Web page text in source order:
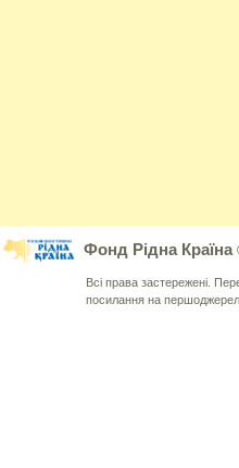
Фонд Рідна Країна
Всі права застережені.
посилання на